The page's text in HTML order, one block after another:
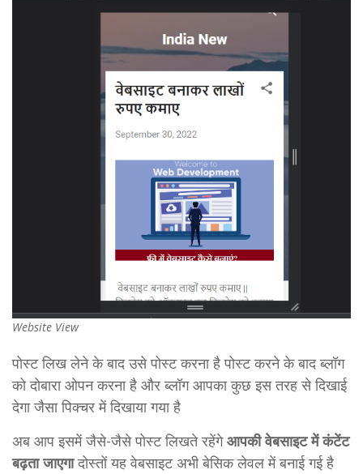
Website View
पोस्ट लिख लेने के बाद उसे पोस्ट करना है पोस्ट करने के बाद ब्लॉग
को दोबारा ओपन करना है और ब्लॉग आपका कुछ इस तरह से दिखाई
देगा जैसा पिक्चर में दिखाया गया है
अब आप इसमें जैसे-जैसे पोस्ट लिखते रहेंगेआपकी वेबसाइट में कंटेंट
बढ़ता जाएगादोस्तों यह वेबसाइट अभी बेसिक लेवल में बनाई गई है